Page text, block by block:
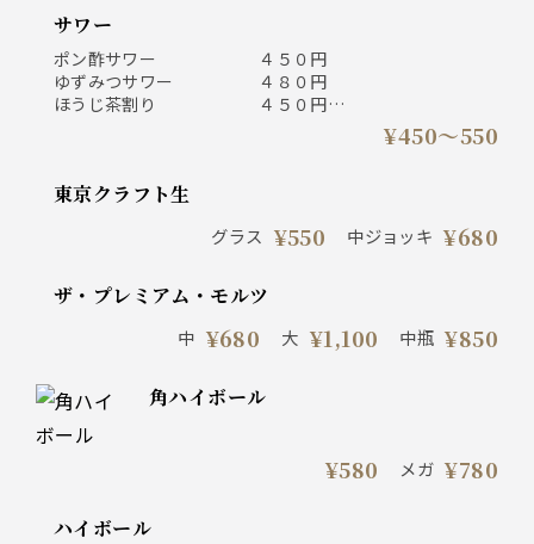
サワー
ポン酢サワー ４５０円
ゆずみつサワー ４８０円
ほうじ茶割り ４５０円
ピーチウーロン ４８０円
¥450〜550
東京クラフト生
グラス ¥550 中ジョッキ ¥680
ザ・プレミアム・モルツ
中 ¥680 大 ¥1,100 中瓶 ¥850
角ハイボール
¥580 メガ ¥780
ハイボール